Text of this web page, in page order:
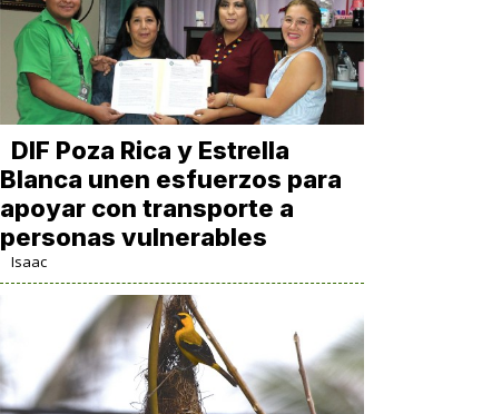
DIF Poza Rica y Estrella
Blanca unen esfuerzos para
apoyar con transporte a
personas vulnerables
Isaac